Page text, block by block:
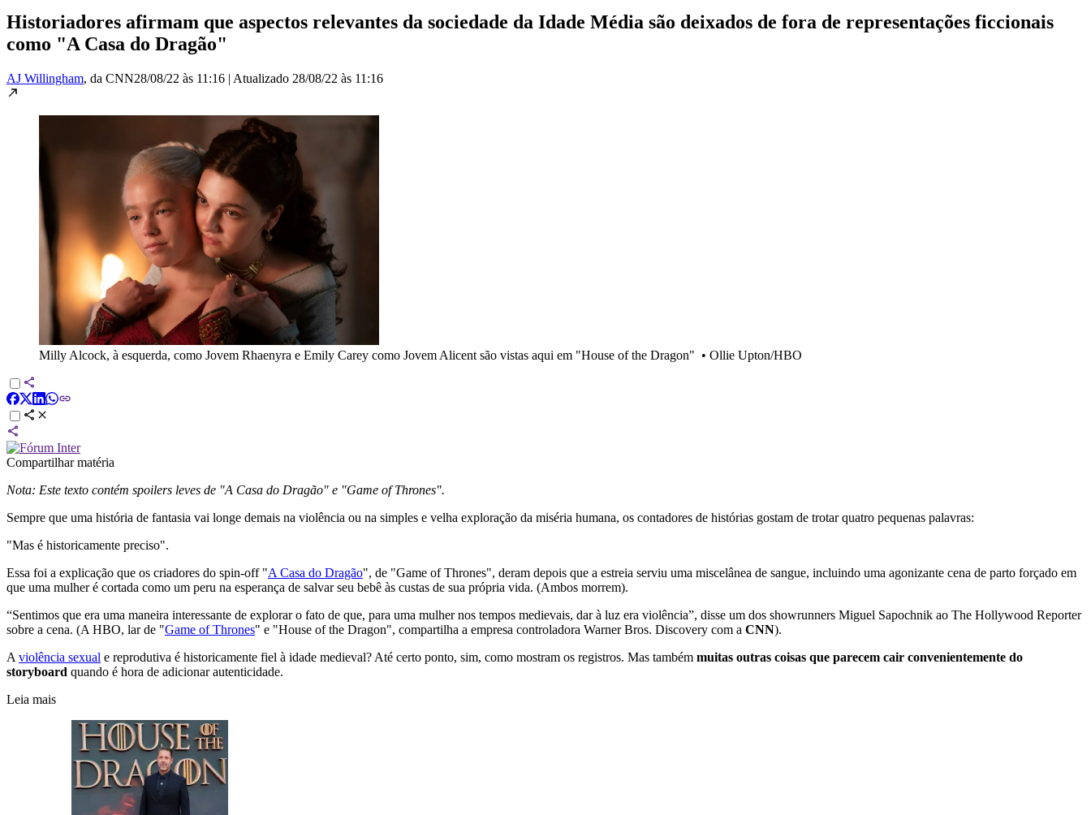
Historiadores afirmam que aspectos relevantes da sociedade da Idade Média são deixados de fora de representações ficcionais
como "A Casa do Dragão"
AJ Willingham, da CNN28/08/22 às 11:16 | Atualizado 28/08/22 às 11:16
Milly Alcock, à esquerda, como Jovem Rhaenyra e Emily Carey como Jovem Alicent são vistas aqui em "House of the Dragon" • Ollie Upton/HBO
Compartilhar matéria
Nota: Este texto contém spoilers leves de "A Casa do Dragão" e "Game of Thrones".
Sempre que uma história de fantasia vai longe demais na violência ou na simples e velha exploração da miséria humana, os contadores de histórias gostam de trotar quatro pequenas palavras:
"Mas é historicamente preciso".
Essa foi a explicação que os criadores do spin-off "A Casa do Dragão", de "Game of Thrones", deram depois que a estreia serviu uma miscelânea de sangue, incluindo uma agonizante cena de parto forçado em
que uma mulher é cortada como um peru na esperança de salvar seu bebê às custas de sua própria vida. (Ambos morrem).
“Sentimos que era uma maneira interessante de explorar o fato de que, para uma mulher nos tempos medievais, dar à luz era violência”, disse um dos showrunners Miguel Sapochnik ao The Hollywood Reporter
sobre a cena. (A HBO, lar de "Game of Thrones" e "House of the Dragon", compartilha a empresa controladora Warner Bros. Discovery com a CNN).
A violência sexual e reprodutiva é historicamente fiel à idade medieval? Até certo ponto, sim, como mostram os registros. Mas também muitas outras coisas que parecem cair convenientemente do
storyboard quando é hora de adicionar autenticidade.
Leia mais